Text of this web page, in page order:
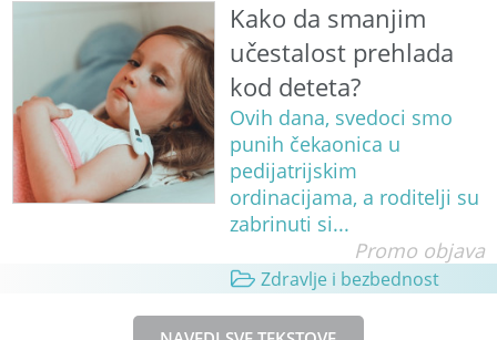
Kako da smanjim
učestalost prehlada
kod deteta?
Ovih dana, svedoci smo
punih čekaonica u
pedijatrijskim
ordinacijama, a roditelji su
zabrinuti si...
Promo objava
Zdravlje i bezbednost